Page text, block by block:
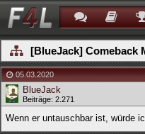
[BlueJack] Comeback
05.03.2020
BlueJack
Beiträge: 2.271
Wenn er untauschbar ist, würde